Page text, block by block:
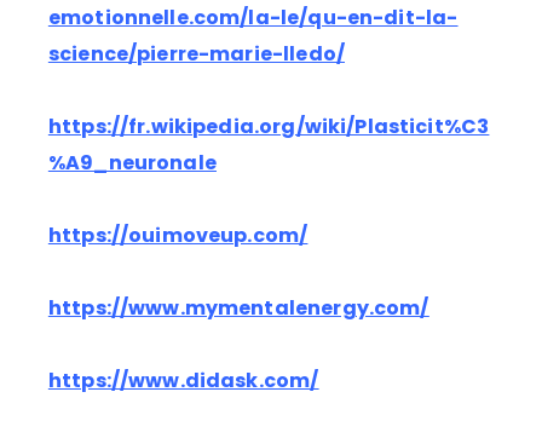
emotionnelle.com/la-le/qu-en-dit-la-
science/pierre-marie-lledo/
https://fr.wikipedia.org/wiki/Plasticit%C3
%A9_neuronale
https://ouimoveup.com/
https://www.mymentalenergy.com/
https://www.didask.com/